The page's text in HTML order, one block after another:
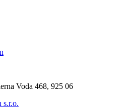
Voda 468, 925 06
s.r.o.